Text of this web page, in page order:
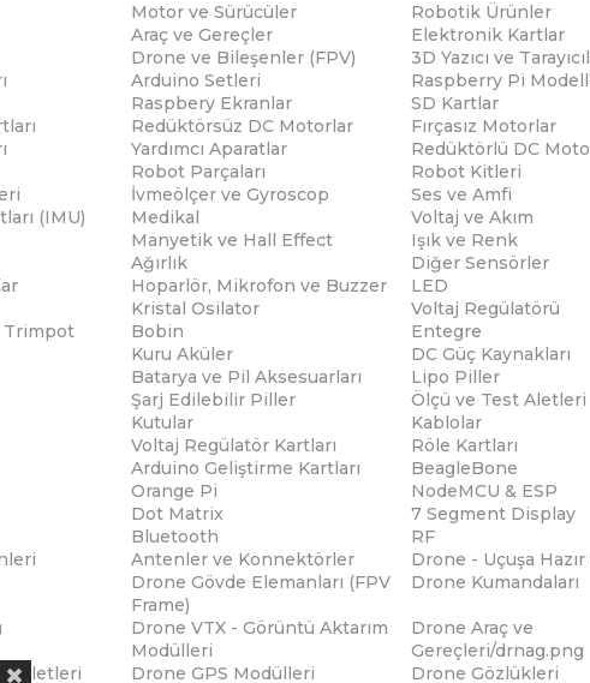
Motor ve Sürücüler Robotik Ürünler
Araç ve Gereçler Elektronik Kartlar
Drone ve Bileşenler (FPV) 3D Yazıcı ve
Arduino Setleri Raspberry Pi
Raspbery Ekranlar SD Kartlar
Redüktörsüz DC Motorlar Fırçasız Motorlar
Yardımcı Aparatlar Redüktörlü DC
Robot Parçaları Robot Kitleri
İvmeölçer ve Gyroscop Ses ve Amfi
(IMU) Medikal Voltaj ve Akım
Manyetik ve Hall Effect Işık ve Renk
Ağırlık Diğer Sensörler
Hoparlör, Mikrofon ve Buzzer LED
Kristal Osilator Voltaj Regülatörü
Trimpot Bobin Entegre
Kuru Aküler DC Güç Kaynakları
Batarya ve Pil Aksesuarları Lipo Piller
Şarj Edilebilir Piller Ölçü ve Test Aletleri
Kutular Kablolar
Voltaj Regülatör Kartları Röle Kartları
Arduino Geliştirme Kartları BeagleBone
Orange Pi NodeMCU & ESP
Dot Matrix 7 Segment Display
Bluetooth RF
Antenler ve Konnektörler Drone - Uçuşa
Drone Gövde Elemanları (FPV
Frame)
Drone Kumandaları
Drone VTX - Görüntü Aktarım
Modülleri
Drone Araç ve
Gereçleri/drnag.png
Aletleri Drone GPS Modülleri Drone Gözlükleri